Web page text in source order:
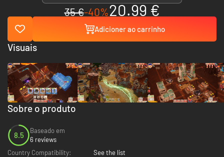
35 €-40%20.99 €
Adicioner ao carrinho
Sobre o produto
8.5
Baseado em
6 reviews
Country Compatibility:
See the list
Visuais